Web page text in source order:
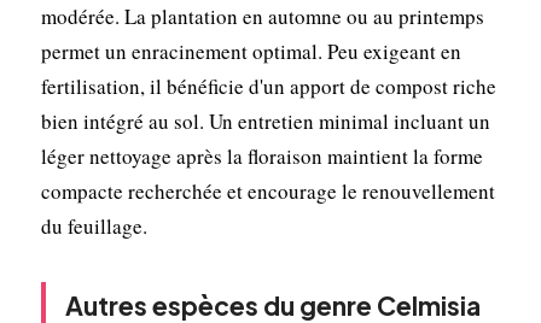
modérée. La plantation en automne ou au printemps
permet un enracinement optimal. Peu exigeant en
fertilisation, il bénéficie d'un apport de compost riche
bien intégré au sol. Un entretien minimal incluant un
léger nettoyage après la floraison maintient la forme
compacte recherchée et encourage le renouvellement
du feuillage.
Autres espèces du genre Celmisia